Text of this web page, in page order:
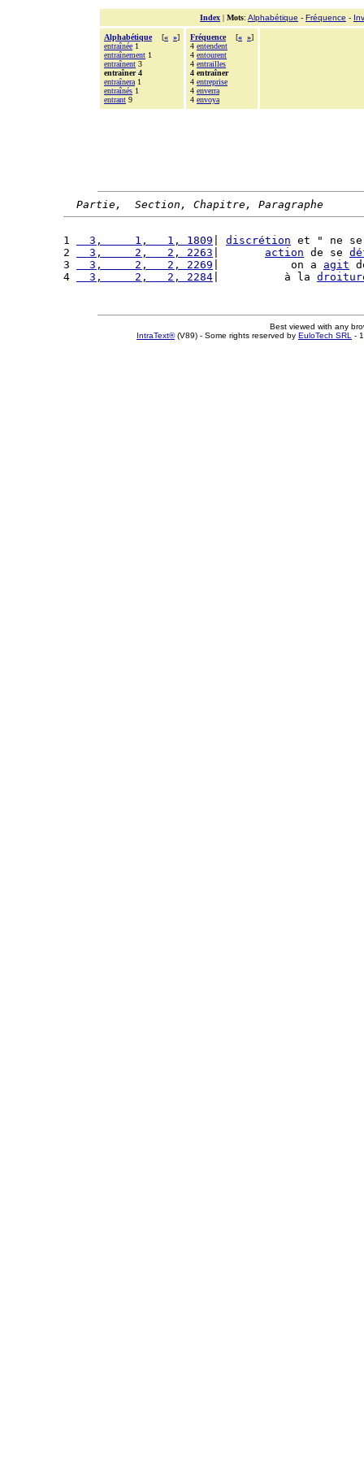
Index | Mots: Alphabétique - Fréquence -
Alphabétique [« »]
entraînée 1
entraînement 1
entraînent 3
entraîner 4
entraînera 1
entraînés 1
entrant 9
Fréquence [« »]
4 entendent
4 entourent
4 entrailles
4 entraîner
4 entreprise
4 enverra
4 envoya
Partie,  Section, Chapitre, Paragraphe
1
  3,     1,   1, 1809
discrétion et " ne
2
  3,     2,   2, 2263
action de se
3
  3,     2,   2, 2269
|           on a agit
4
  3,     2,   2, 2284
|          à la
Best viewed with any
IntraText®(V89) - Some rights reserved by EuloTech SRL -